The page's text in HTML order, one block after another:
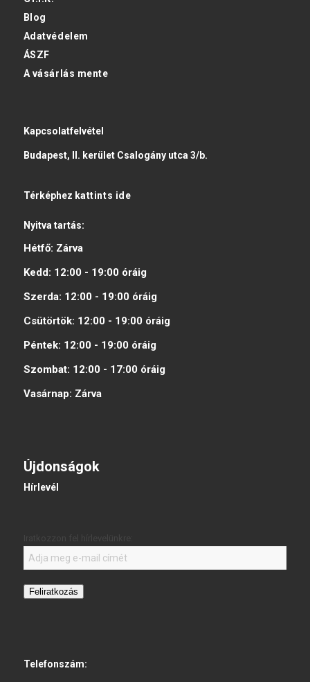
Blog
Adatvédelem
ÁSZF
A vásárlás mente
Kapcsolatfelvétel
Budapest, II. kerület Csalogány utca 3/b.
Térképhez kattints ide
Nyitva tartás:
Hétfő: Zárva
Kedd: 12:00 - 19:00 óráig
Szerda: 12:00 - 19:00 óráig
Csütörtök: 12:00 - 19:00 óráig
Péntek: 12:00 - 19:00 óráig
Szombat: 12:00 - 17:00 óráig
Vasárnap: Zárva
Újdonságok
Hírlevél
Feliratkozás
Telefonszám: